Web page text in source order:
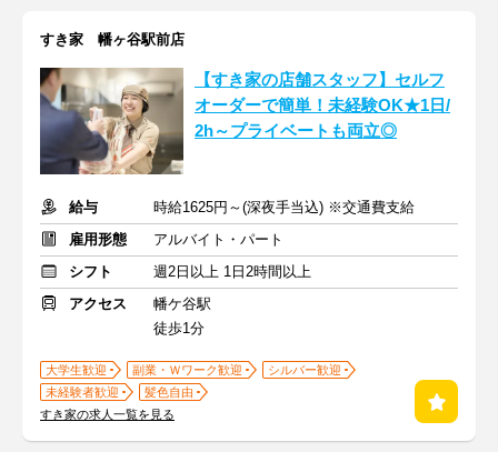
すき家 幡ヶ谷駅前店
【すき家の店舗スタッフ】セルフ
オーダーで簡単！未経験OK★1日/
2h～プライベートも両立◎
給与
時給1625円～(深夜手当込) ※交通費支給
雇用形態
アルバイト・パート
シフト
週2日以上 1日2時間以上
アクセス
幡ケ谷駅
徒歩1分
大学生歓迎 副業・Ｗワーク歓迎
シルバー歓迎
未経験者歓迎
髪色自由
すき家の求人一覧を見る